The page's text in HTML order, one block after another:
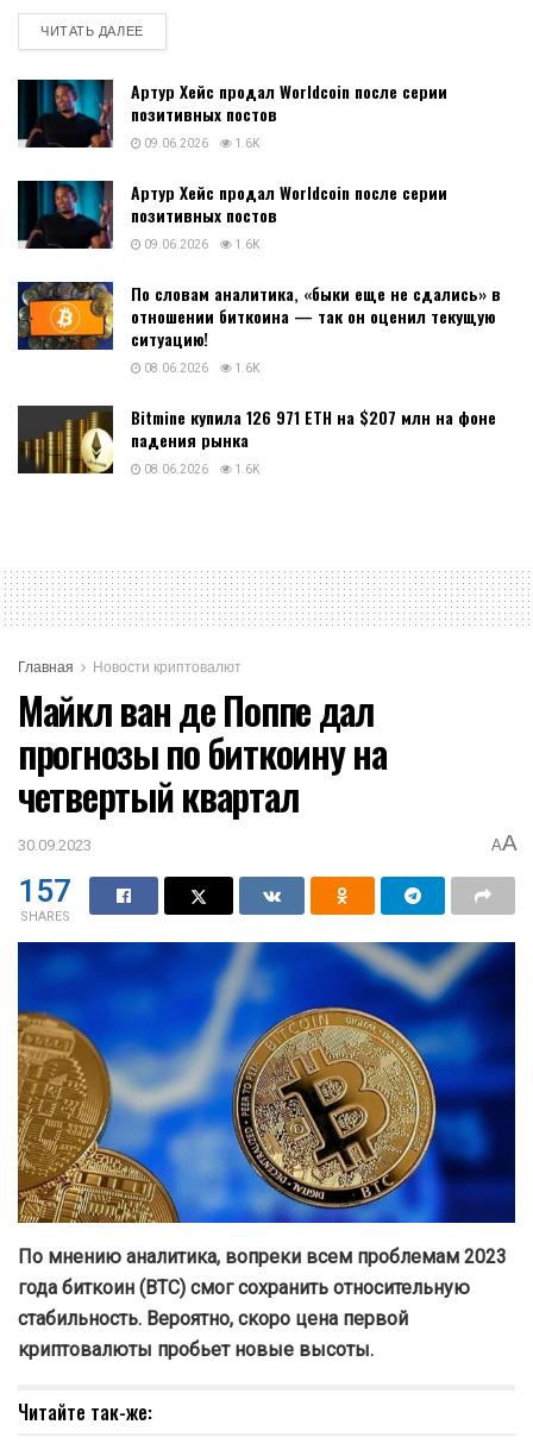
ЧИТАТЬ ДАЛЕЕDETAILS
Артур Хейс продал Worldcoin после серии
позитивных постов
09.06.2026 1.6K
Артур Хейс продал Worldcoin после серии
позитивных постов
09.06.2026 1.6K
По словам аналитика, «быки еще не сдались» в
отношении биткоина — так он оценил текущую
ситуацию!
08.06.2026 1.6K
Bitmine купила 126 971 ETH на $207 млн на фоне
падения рынка
08.06.2026 1.6K
Главная Новости криптовалют
Майкл ван де Поппе дал
прогнозы по биткоину на
четвертый квартал
30.09.2023 AA
157
SHARES
По мнению аналитика, вопреки всем проблемам 2023
года биткоин (BTC) смог сохранить относительную
стабильность. Вероятно, скоро цена первой
криптовалюты пробьет новые высоты.
Читайте так-же: